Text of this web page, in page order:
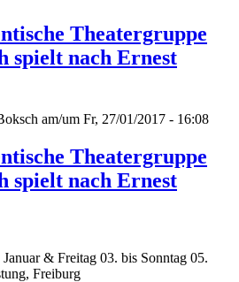
Theatergruppe
spielt nach Ernest
am/um Fr, 27/01/2017 - 16:08
Theatergruppe
spielt nach Ernest
& Freitag 03. bis Sonntag 05.
Freiburg